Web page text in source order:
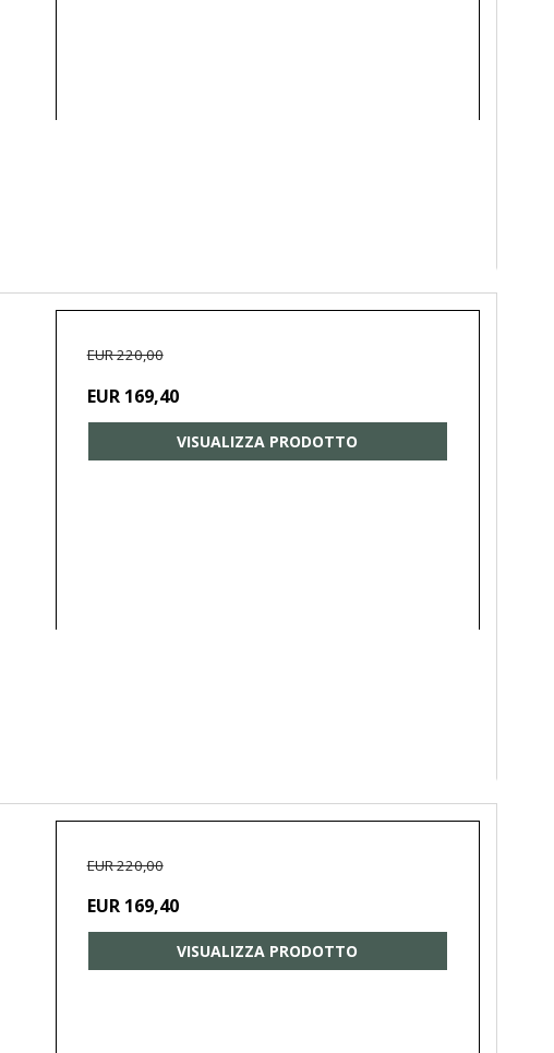
EUR 220,00
EUR 169,40
VISUALIZZA PRODOTTO
EUR 220,00
EUR 169,40
VISUALIZZA PRODOTTO